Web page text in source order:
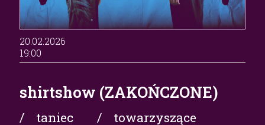
20.02.2026
19:00
shirtshow (ZAKOŃCZONE)
/ taniec / towarzyszące